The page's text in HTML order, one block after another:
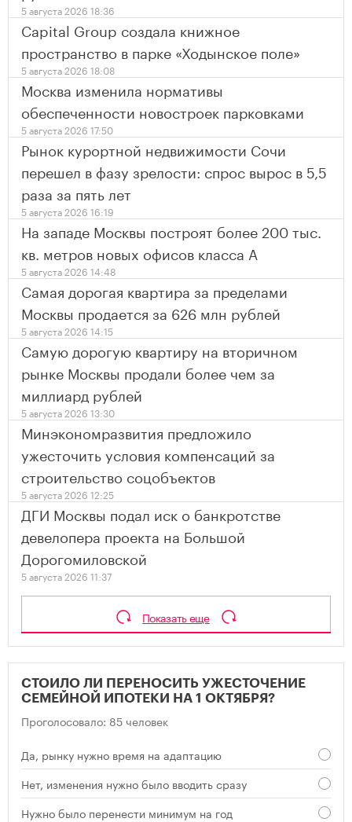
5 августа 2026 18:36
Capital Group создала книжное
пространство в парке «Ходынское поле»
5 августа 2026 18:08
Москва изменила нормативы
обеспеченности новостроек парковками
5 августа 2026 17:50
Рынок курортной недвижимости Сочи
перешел в фазу зрелости: спрос вырос в 5,5
раза за пять лет
5 августа 2026 16:19
На западе Москвы построят более 200 тыс.
кв. метров новых офисов класса А
5 августа 2026 14:48
Самая дорогая квартира за пределами
Москвы продается за 626 млн рублей
5 августа 2026 14:15
Самую дорогую квартиру на вторичном
рынке Москвы продали более чем за
миллиард рублей
5 августа 2026 13:30
Минэкономразвития предложило
ужесточить условия компенсаций за
строительство соцобъектов
5 августа 2026 12:25
ДГИ Москвы подал иск о банкротстве
девелопера проекта на Большой
Дорогомиловской
5 августа 2026 11:37
Показать еще
СТОИЛО ЛИ ПЕРЕНОСИТЬ УЖЕСТОЧЕНИЕ
СЕМЕЙНОЙ ИПОТЕКИ НА 1 ОКТЯБРЯ?
Проголосовало: 85 человек
Да, рынку нужно время на адаптацию
Нет, изменения нужно было вводить сразу
Нужно было перенести минимум на год